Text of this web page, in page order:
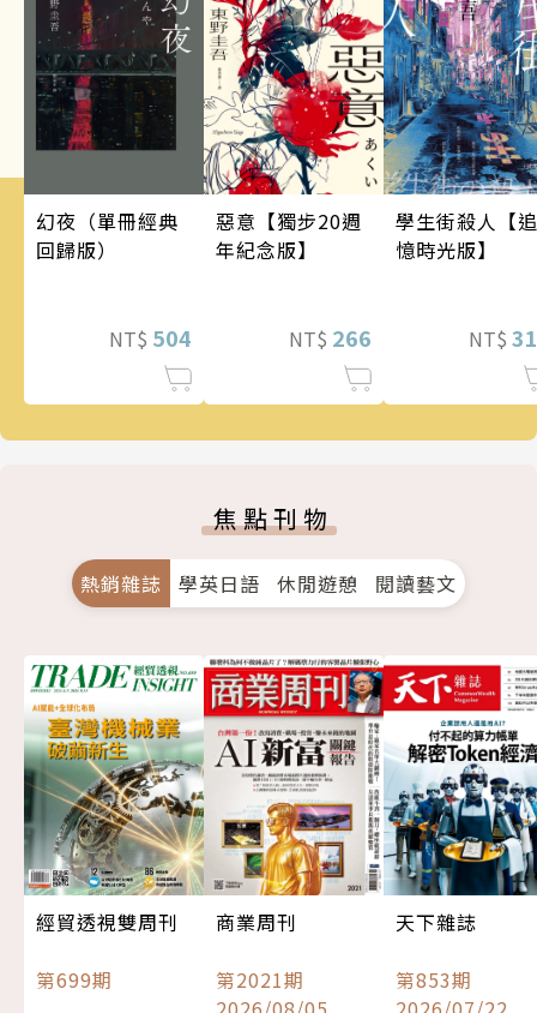
幻夜（單冊經典
回歸版）
NT$ 504
惡意【獨步20週
年紀念版】
NT$ 266
學生街殺人【追
憶時光版】
NT$
焦點刊物
熱銷雜誌 學英日語 休閒遊憩 閱讀藝文
經貿透視雙周刊
第699期
商業周刊
第2021期
天下雜誌
第853期